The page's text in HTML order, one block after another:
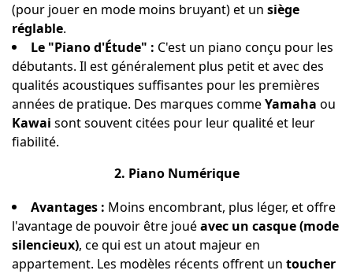
(pour jouer en mode moins bruyant) et un siège
réglable.
Le "Piano d'Étude" : C'est un piano conçu pour les
débutants. Il est généralement plus petit et avec des
qualités acoustiques suffisantes pour les premières
années de pratique. Des marques commeYamaha ou
Kawai sont souvent citées pour leur qualité et leur
fiabilité.
2. Piano Numérique
Avantages : Moins encombrant, plus léger, et offre
l'avantage de pouvoir être jouéavec un casque (mode
silencieux), ce qui est un atout majeur en
appartement. Les modèles récents offrent un toucher